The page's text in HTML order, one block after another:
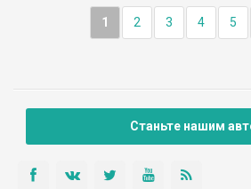
1 2 3 4 5
Станьте нашим